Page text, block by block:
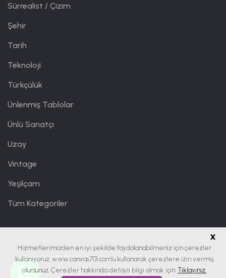
Sürrealist / Çizim
Şehir
Tarih
Teknoloji
Türkçülük
Ünlenmiş Tablolar
Ünlü Sanatçı
Uzay
Vintage
Yeşilçam
Tüm Kategoriler
Copyright © 2019 - 2026Canvas701| Tüm Hakları Saklıdır.
Canvas701 birOffice701markasıdır.
x
Hizmetlerimizden en iyi şekilde faydalanabilmeniz için çerezler
kullanıyoruz. www.canvas701.com’u kullanarak çerezlere izin vermiş
olursunuz. Çerezler hakkında detaylı bilgi almak için: Tıklayınız.